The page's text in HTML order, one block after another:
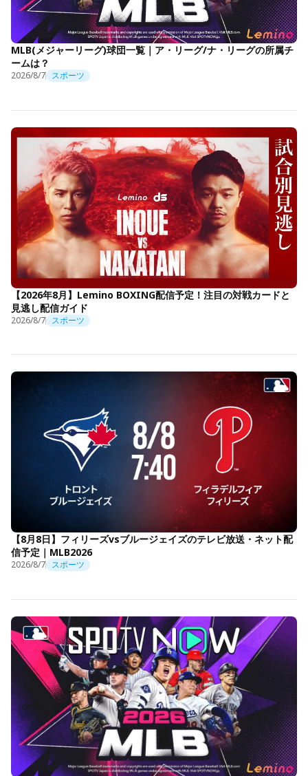
MLB(メジャーリーグ)球団一覧｜ア・リーグ/ナ・リーグの所属チ
ームは？
2026/8/7 スポーツ
【2026年8月】Lemino BOXING配信予定！注目の対戦カードと
見逃し配信ガイド
2026/8/7 スポーツ
【8月8日】フィリーズvsブルージェイズのテレビ放送・ネット配
信予定｜MLB2026
2026/8/7 スポーツ